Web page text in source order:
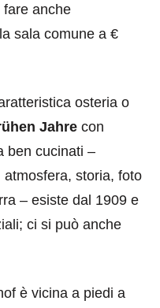
fare anche
sala comune a €
osteria o
Jahre con
ben cucinati –
storia, foto
– esiste dal 1909 e
ci si può anche
è vicina a piedi a